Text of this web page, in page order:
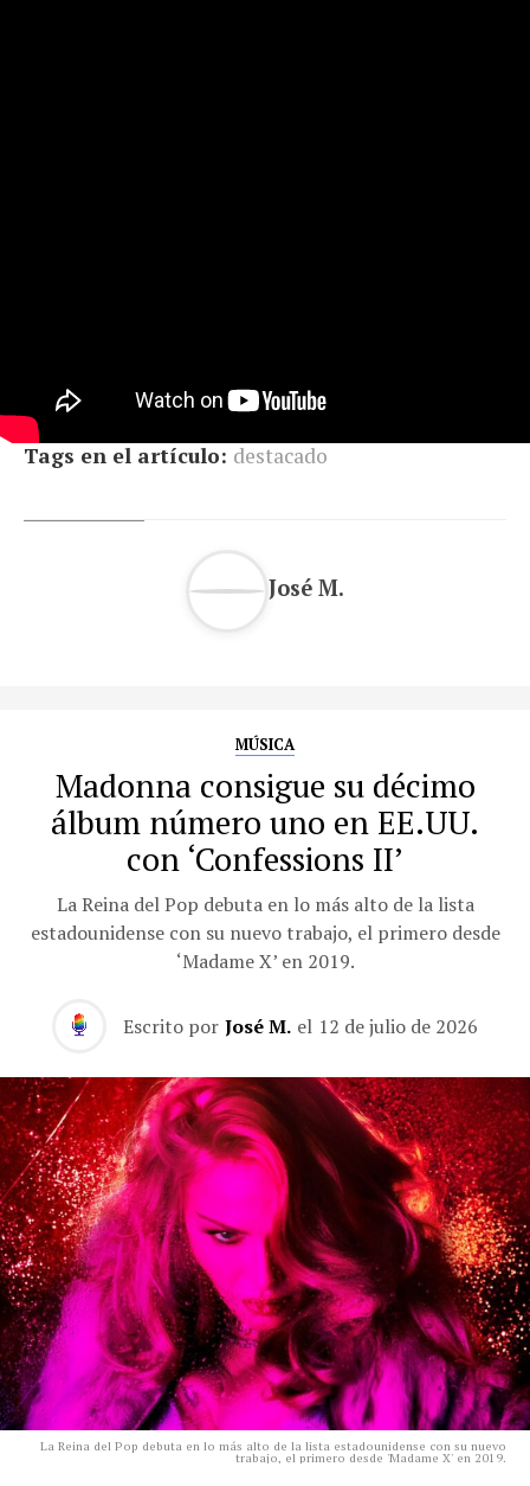
Tags en el artículo: destacado
José M.
MÚSICA
Madonna consigue su décimo
álbum número uno en EE.UU.
con ‘Confessions II’
La Reina del Pop debuta en lo más alto de la lista
estadounidense con su nuevo trabajo, el primero desde
‘Madame X’ en 2019.
Escrito por José M. el 12 de julio de 2026
La Reina del Pop debuta en lo más alto de la lista estadounidense con su nuevo
trabajo, el primero desde 'Madame X' en 2019.